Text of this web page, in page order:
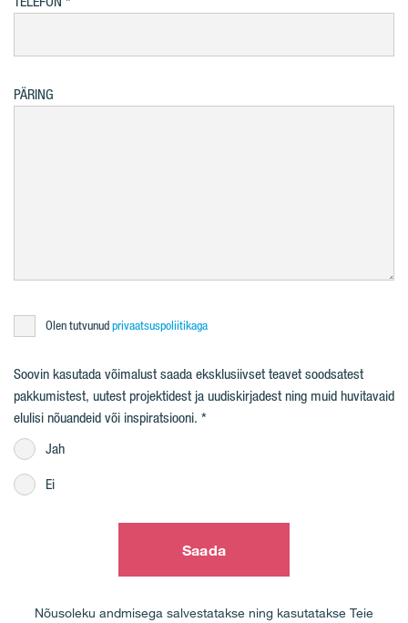
PÄRING
Olen tutvunudprivaatsuspoliitikaga
Soovin kasutada võimalust saada eksklusiivset teavet soodsatest
pakkumistest, uutest projektidest ja uudiskirjadest ning muid huvitavaid
elulisi nõuandeid või inspiratsiooni.
Jah
Ei
Saada
Nõusoleku andmisega salvestatakse ning kasutatakse Teie